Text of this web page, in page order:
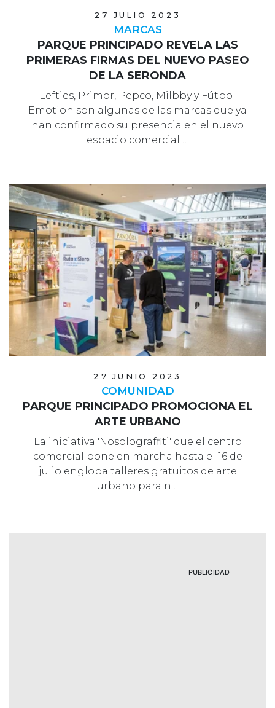
27 JULIO 2023
MARCAS
PARQUE PRINCIPADO REVELA LAS
PRIMERAS FIRMAS DEL NUEVO PASEO
DE LA SERONDA
Lefties, Primor, Pepco, Milbby y Fútbol
Emotion son algunas de las marcas que ya
han confirmado su presencia en el nuevo
espacio comercial …
27 JUNIO 2023
COMUNIDAD
PARQUE PRINCIPADO PROMOCIONA EL
ARTE URBANO
La iniciativa 'Nosolograffiti' que el centro
comercial pone en marcha hasta el 16 de
julio engloba talleres gratuitos de arte
urbano para n…
PUBLICIDAD